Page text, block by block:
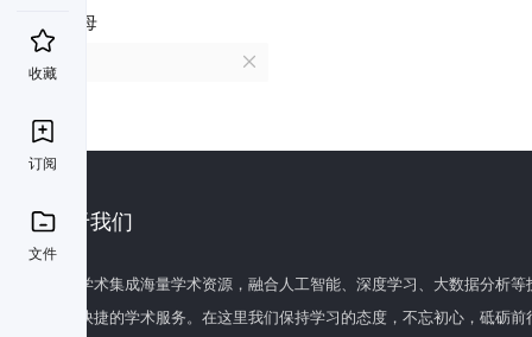
收藏
订阅
文件
首字母
关于我们
百度学术集成海量学术资源，融合人工智能、深度学习、大数据分析
全面快捷的学术服务。在这里我们保持学习的态度，不忘初心，砥砺前